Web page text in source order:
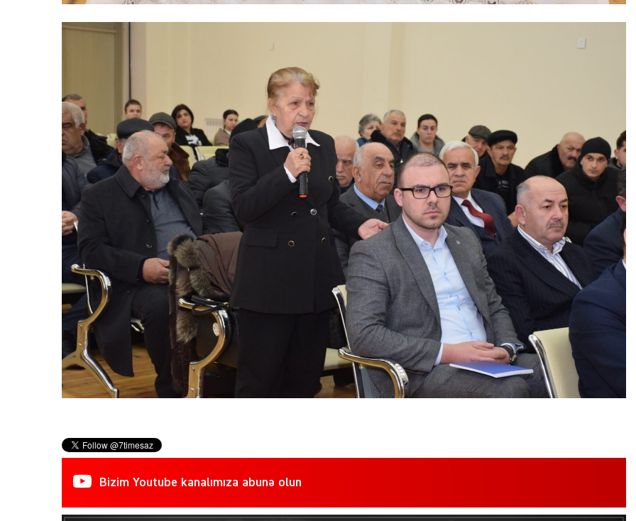
Bizim Youtube kanalımıza abunə olun
Şəhərsalma ili və qanunsuz tikintilər:
nəzarət mexanizmi haradadır?
01 İyun 2026, 11:28